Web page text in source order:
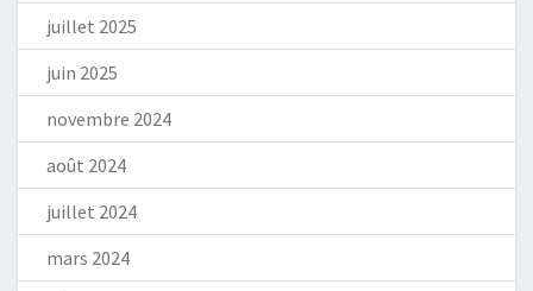
juillet 2025
juin 2025
novembre 2024
août 2024
juillet 2024
mars 2024